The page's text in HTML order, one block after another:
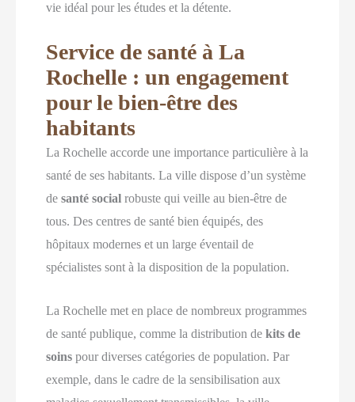
vie idéal pour les études et la détente.
Service de santé à La
Rochelle : un engagement
pour le bien-être des
habitants
La Rochelle accorde une importance particulière à la
santé de ses habitants. La ville dispose d’un système
desanté social robuste qui veille au bien-être de
tous. Des centres de santé bien équipés, des
hôpitaux modernes et un large éventail de
spécialistes sont à la disposition de la population.
La Rochelle met en place de nombreux programmes
de santé publique, comme la distribution dekits de
soins pour diverses catégories de population. Par
exemple, dans le cadre de la sensibilisation aux